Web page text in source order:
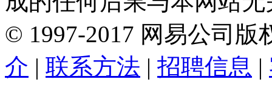
© 1997-2017 网易公司版
介 | 联系方法 | 招聘信息 |